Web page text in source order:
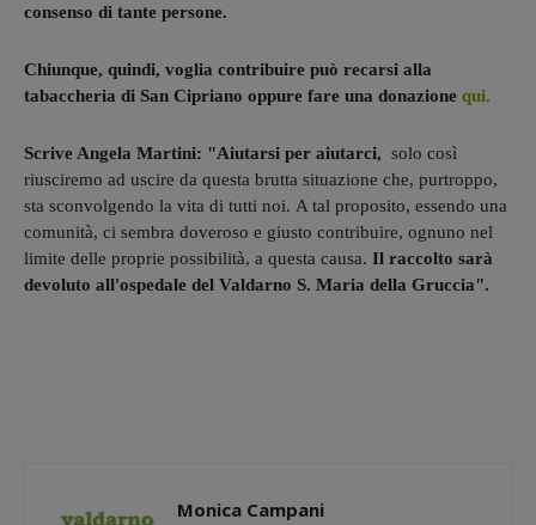
consenso di tante persone.
Chiunque, quindi, voglia contribuire può recarsi alla
tabaccheria di San Cipriano oppure fare una donazione qui.
Scrive Angela Martini: "Aiutarsi per aiutarci, solo così
riusciremo ad uscire da questa brutta situazione che, purtroppo,
sta sconvolgendo la vita di tutti noi. A tal proposito, essendo una
comunità, ci sembra doveroso e giusto contribuire, ognuno nel
limite delle proprie possibilità, a questa causa. Il raccolto sarà
devoluto all'ospedale del Valdarno S. Maria della Gruccia".
Monica Campani